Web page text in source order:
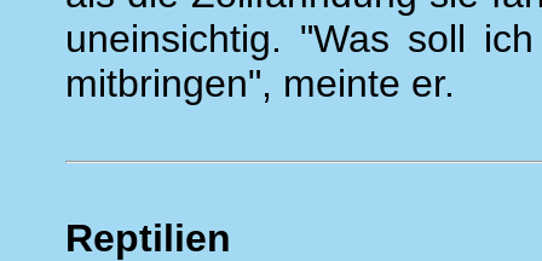
uneinsichtig. "Was soll
mitbringen", meinte er.
Reptilien